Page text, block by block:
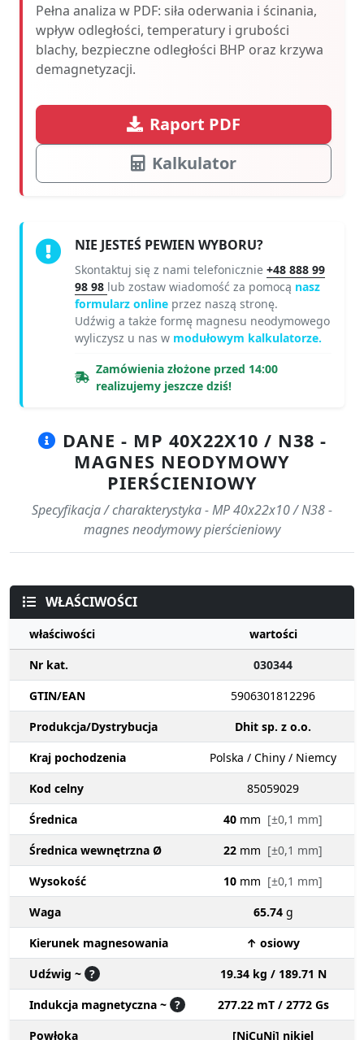
Pełna analiza w PDF: siła oderwania i ścinania,
wpływ odległości, temperatury i grubości
blachy, bezpieczne odległości BHP oraz krzywa
demagnetyzacji.
Raport PDF
Kalkulator
NIE JESTEŚ PEWIEN WYBORU?
Skontaktuj się z nami telefonicznie +48 888 99
98 98 lub zostaw wiadomość za pomocą nasz
formularz online przez naszą stronę.
Udźwig a także formę magnesu neodymowego
wyliczysz u nas w modułowym kalkulatorze.
Zamówienia złożone przed 14:00
realizujemy jeszcze dziś!
DANE - MP 40X22X10 / N38 -
MAGNES NEODYMOWY
PIERŚCIENIOWY
Specyfikacja / charakterystyka - MP 40x22x10 / N38 -
magnes neodymowy pierścieniowy
WŁAŚCIWOŚCI
właściwości
wartości
Nr kat.
030344
GTIN/EAN
5906301812296
Produkcja/Dystrybucja
Dhit sp. z o.o.
Kraj pochodzenia
Polska / Chiny / Niemcy
Kod celny
85059029
Średnica
40 mm [±0,1 mm]
Średnica wewnętrzna Ø
22 mm [±0,1 mm]
Wysokość
10 mm [±0,1 mm]
Waga
65.74 g
Kierunek magnesowania
↑ osiowy
Udźwig ~ ?
19.34 kg / 189.71 N
Indukcja magnetyczna ~ ?
277.22 mT / 2772 Gs
Powłoka
[NiCuNi] nikiel